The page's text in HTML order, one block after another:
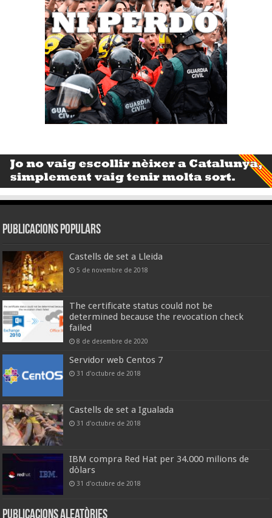
Publicacions populars
Castells de set a Lleida
5 de novembre de 2018
The certificate status could not be
determined because the revocation check
failed
8 de desembre de 2020
Servidor web Centos 7
31 d'octubre de 2018
Castells de set a Igualada
31 d'octubre de 2018
IBM compra Red Hat per 34.000 milions de
dòlars
31 d'octubre de 2018
Publicacions aleatòries